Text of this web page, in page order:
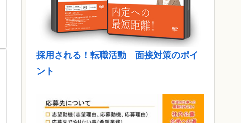
採用される！転職活動 面接対策のポイ
ント